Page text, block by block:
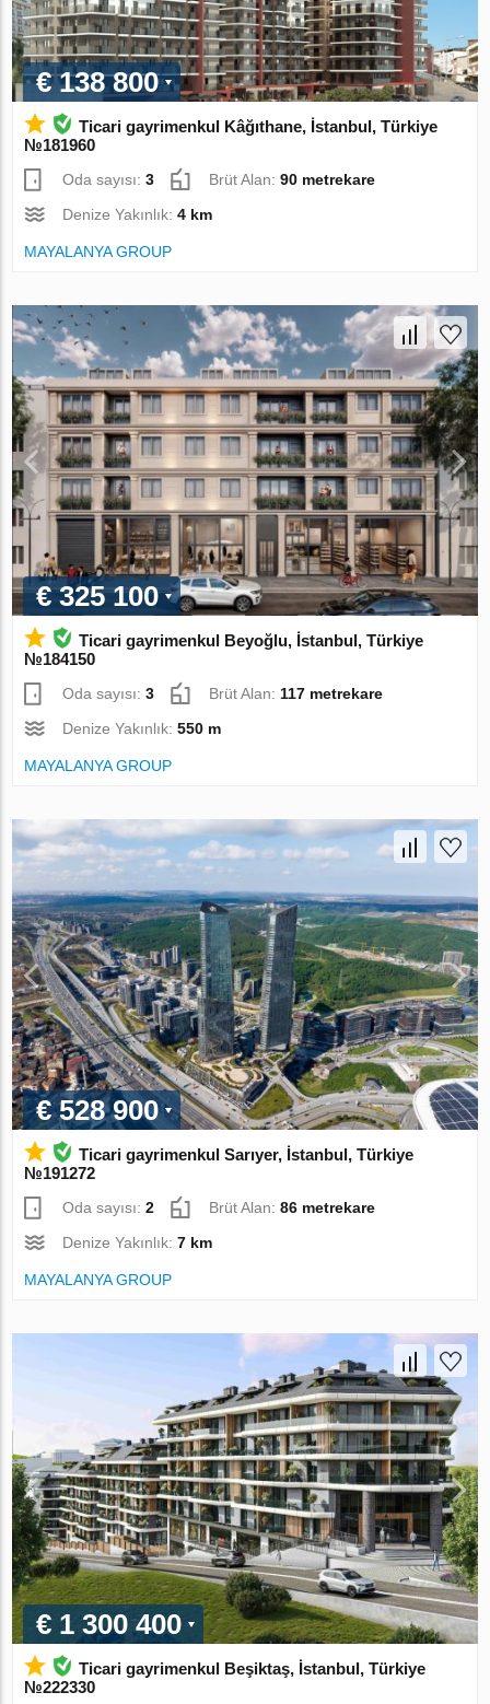
€ 138 800
Ticari gayrimenkul Kâğıthane, İstanbul, Türkiye
№181960
Oda sayısı:3 Brüt Alan:90 metrekare
Denize Yakınlık:4 km
MAYALANYA GROUP
€ 325 100
Ticari gayrimenkul Beyoğlu, İstanbul, Türkiye
№184150
Oda sayısı:3 Brüt Alan: 117 metrekare
Denize Yakınlık:550 m
MAYALANYA GROUP
€ 528 900
Ticari gayrimenkul Sarıyer, İstanbul, Türkiye
№191272
Oda sayısı:2 Brüt Alan:86 metrekare
Denize Yakınlık:7 km
MAYALANYA GROUP
€ 1 300 400
Ticari gayrimenkul Beşiktaş, İstanbul, Türkiye
№222330